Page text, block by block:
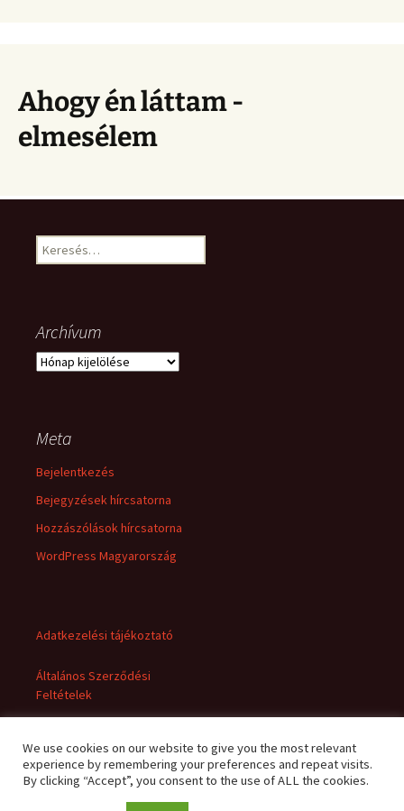
Ahogy én láttam -
elmesélem
Keresés:
Archívum
Archívum
Meta
Bejelentkezés
Bejegyzések hírcsatorna
Hozzászólások hírcsatorna
WordPress Magyarország
Adatkezelési tájékoztató
Általános Szerződési
Feltételek
We use cookies on our website to give you the most relevant
experience by remembering your preferences and repeat visits.
By clicking “Accept”, you consent to the use of ALL the cookies.